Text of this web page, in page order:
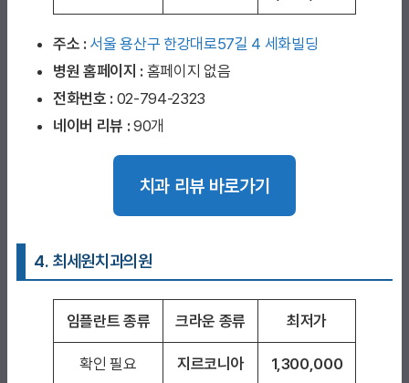
주소 : 서울 용산구 한강대로57길 4 세화빌딩
병원 홈페이지 : 홈페이지 없음
전화번호 : 02-794-2323
네이버 리뷰 : 90개
치과 리뷰 바로가기
4. 최세원치과의원
임플란트 종류 크라운 종류 최저가
확인 필요 지르코니아 1,300,000